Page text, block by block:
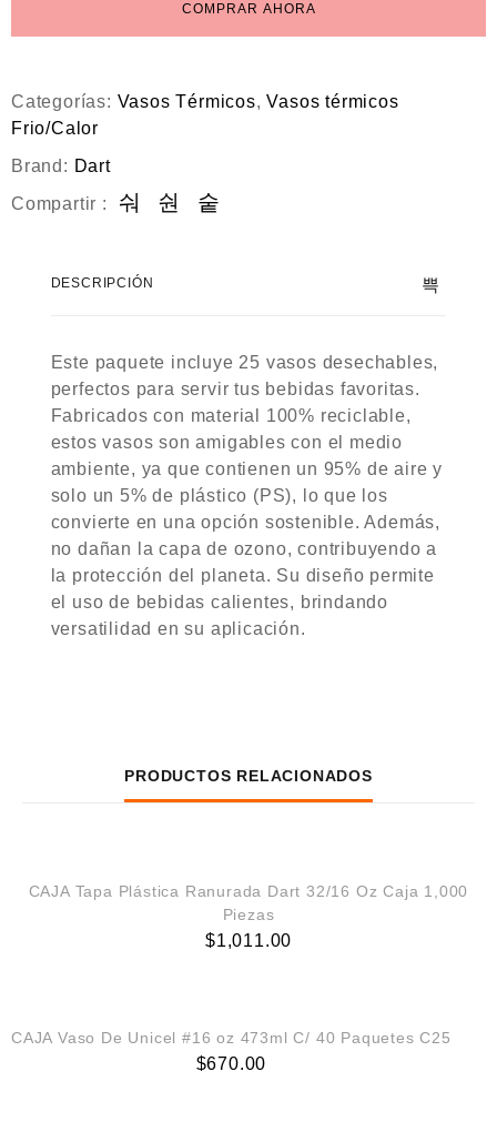
COMPRAR AHORA
Categorías: Vasos Térmicos,Vasos térmicos
Frio/Calor
Brand: Dart
Compartir :
DESCRIPCIÓN
Este paquete incluye 25 vasos desechables,
perfectos para servir tus bebidas favoritas.
Fabricados con material 100% reciclable,
estos vasos son amigables con el medio
ambiente, ya que contienen un 95% de aire y
solo un 5% de plástico (PS), lo que los
convierte en una opción sostenible. Además,
no dañan la capa de ozono, contribuyendo a
la protección del planeta. Su diseño permite
el uso de bebidas calientes, brindando
versatilidad en su aplicación.
PRODUCTOS RELACIONADOS
CAJA Tapa Plástica Ranurada Dart 32/16 Oz Caja 1,000
Piezas
$1,011.00
CAJA Vaso De Unicel #16 oz 473ml C/ 40 Paquetes C25
$670.00